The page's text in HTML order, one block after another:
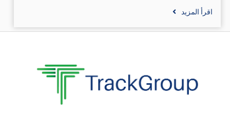
اقرأ المزيد